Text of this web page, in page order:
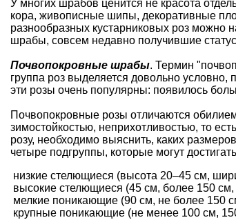
У многих шрабов ценится не красота
кора, живописные шипы, декоративные
разнообразных кустарниковых роз можно
шрабы, совсем недавно получившие
Почвопокровные шрабы. Термин
группа роз выделяется довольно
эти розы очень популярны: появилось
Почвопокровные розы отличаются
зимостойкостью, неприхотливостью, то
розу, необходимо выяснить, каких
четыре подгруппы, которые могут
низкие стелющиеся (высота 20–45 см,
высокие стелющиеся (45 см, более 150 см,
мелкие поникающие (90 см, не более 150
крупные поникающие (не менее 100 см,